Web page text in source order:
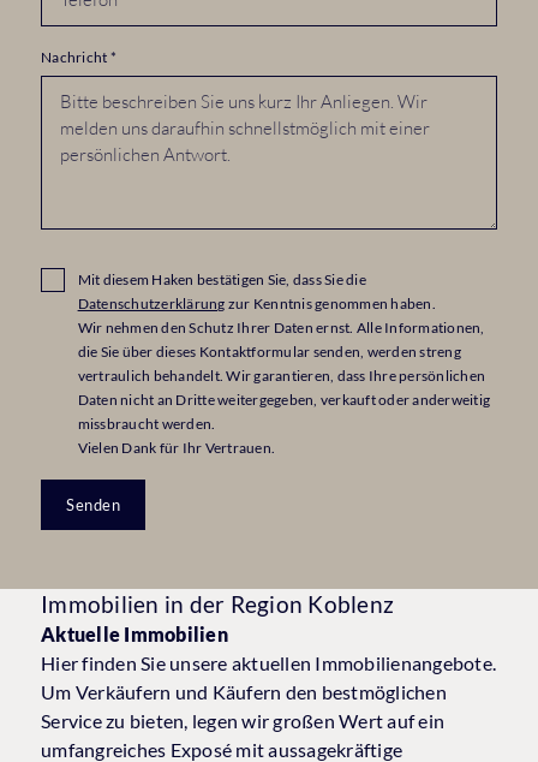
Nachricht *
Mit diesem Haken bestätigen Sie, dass Sie die
Datenschutzerklärung zur Kenntnis genommen haben.
Wir nehmen den Schutz Ihrer Daten ernst. Alle Informationen,
die Sie über dieses Kontaktformular senden, werden streng
vertraulich behandelt. Wir garantieren, dass Ihre persönlichen
Daten nicht an Dritte weitergegeben, verkauft oder anderweitig
missbraucht werden.
Vielen Dank für Ihr Vertrauen.
Senden
Immobilien in der Region Koblenz
Aktuelle Immobilien
Hier finden Sie unsere aktuellen Immobilienangebote.
Um Verkäufern und Käufern den bestmöglichen
Service zu bieten, legen wir großen Wert auf ein
umfangreiches Exposé mit aussagekräftige